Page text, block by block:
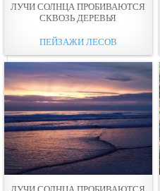
ЛУЧИ СОЛНЦА ПРОБИВАЮТСЯ
СКВОЗЬ ДЕРЕВЬЯ
ПЕЙЗАЖИ ЛЕСОВ